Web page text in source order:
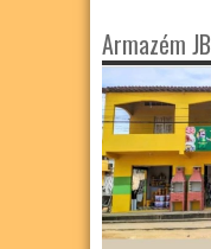
Armazém JB